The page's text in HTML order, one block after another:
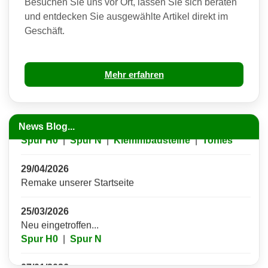
Besuchen Sie uns vor Ort, lassen Sie sich beraten
und entdecken Sie ausgewählte Artikel direkt im
Geschäft.
Mehr erfahren
News Blog...
16/08/2022
Neue Produktkategorie! Fundgrube
24/05/2026
Neu eingetroffen...
Spur H0|Spur N
Remake unserer Startseite
Neu eingetroffen...
Spur H0|Spur N